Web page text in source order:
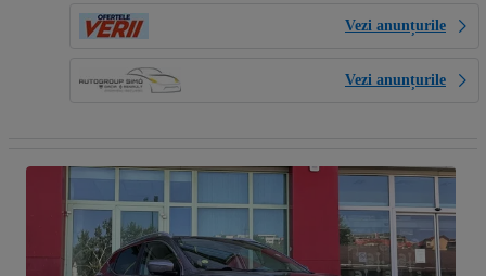
Vezi anunțurile
Vezi anunțurile